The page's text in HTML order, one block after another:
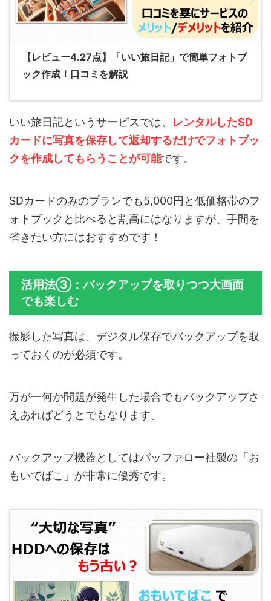
【レビュー4.27点】「いい旅日記」で簡単フォトブ
ック作成！口コミを解説
いい旅日記というサービスでは、 レンタルしたSD
カードに写真を保存して返却するだけでフォトブッ
クを作成してもらうことが可能です。
SDカードのみのプランでも5,000円と低価格帯のフ
ォトブックと比べると割高にはなりますが、手間を
省きたい方にはおすすめです！
活用法③：バックアップを取りつつ大画面
でも楽しむ
撮影した写真は、デジタル保存でバックアップを取
っておくのが必須です。
万が一何か問題が発生した場合でもバックアップさ
えあればどうとでもなります。
バックアップ機器としてはバッファロー社製の「お
もいでばこ」が非常に優秀です。